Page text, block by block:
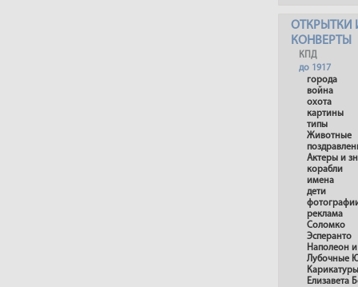
ОТКРЫТКИ
КОНВЕРТЫ
КПД
до 1917
города
война
охота
картины
типы
Животные
Актеры и
корабли
имена
дети
реклама
Соломко
Эсперанто
Наполеон и
Лубочные
Карикатуры
Елизавета